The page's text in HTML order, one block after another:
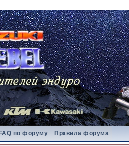
FAQ по форуму Правила форума